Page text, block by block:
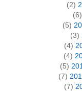
(2)
(6)
(5)
(3)
(4)
(4)
(5)
(7)
(7)